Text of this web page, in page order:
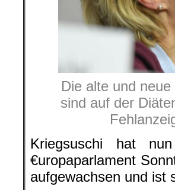
Die alte und
sind auf der
Kriegsuschi hat
€uropaparlament
aufgewachsen und ist